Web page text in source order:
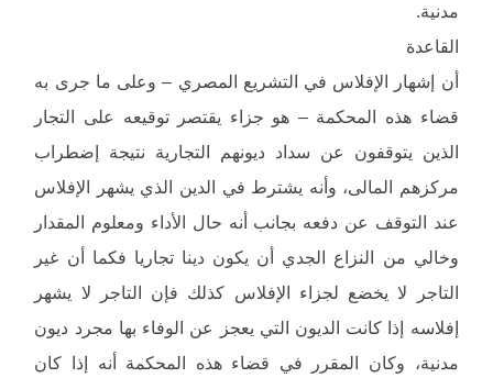
مدنية.
القاعدة
أن إشهار الإفلاس في التشريع المصري – وعلى ما جرى به
قضاء هذه المحكمة – هو جزاء يقتصر توقيعه على التجار
الذين يتوقفون عن سداد ديونهم التجارية نتيجة إضطراب
مركزهم المالى، وأنه يشترط في الدين الذي يشهر الإفلاس
عند التوقف عن دفعه بجانب أنه حال الأداء ومعلوم المقدار
وخالي من النزاع الجدي أن يكون دينا تجاريا فكما أن غير
التاجر لا يخضع لجزاء الإفلاس كذلك فإن التاجر لا يشهر
إفلاسه إذا كانت الديون التي يعجز عن الوفاء بها مجرد ديون
مدنية، وكان المقرر في قضاء هذه المحكمة أنه إذا كان